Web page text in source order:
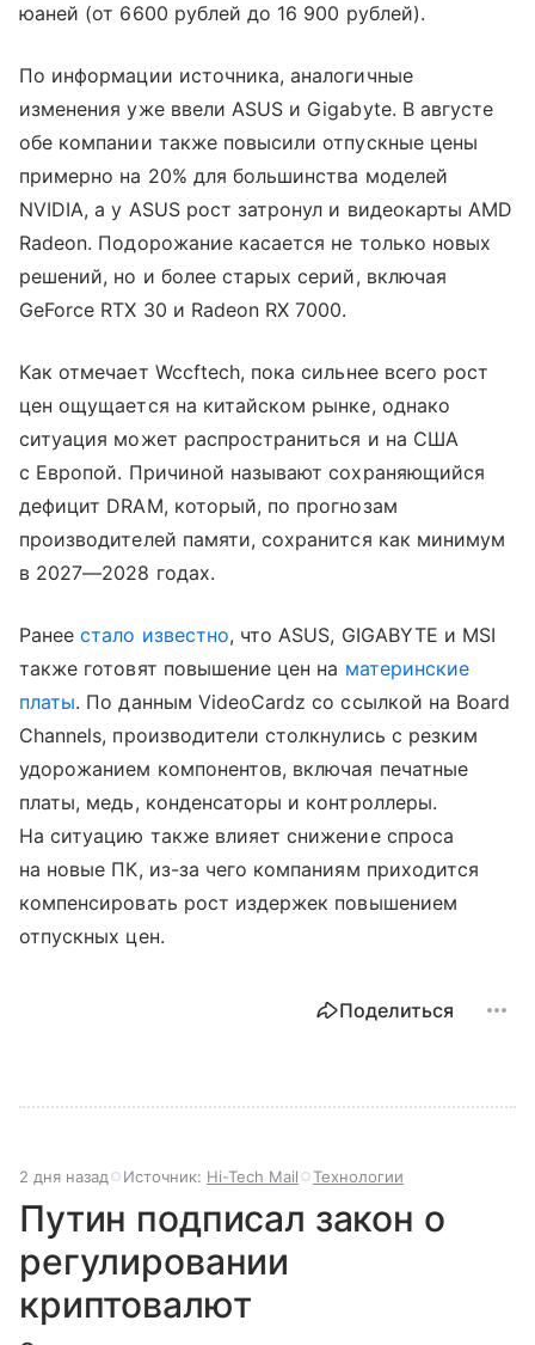
юаней (от 6600 рублей до 16 900 рублей).
По информации источника, аналогичные
изменения уже ввели ASUS и Gigabyte. В августе
обе компании также повысили отпускные цены
примерно на 20% для большинства моделей
NVIDIA, а у ASUS рост затронул и видеокарты AMD
Radeon. Подорожание касается не только новых
решений, но и более старых серий, включая
GeForce RTX 30 и Radeon RX 7000.
Как отмечает Wccftech, пока сильнее всего рост
цен ощущается на китайском рынке, однако
ситуация может распространиться и на США
с Европой. Причиной называют сохраняющийся
дефицит DRAM, который, по прогнозам
производителей памяти, сохранится как минимум
в 2027—2028 годах.
Ранеестало известно, что ASUS, GIGABYTE и MSI
также готовят повышение цен на материнские
платы. По данным VideoCardz со ссылкой на Board
Channels, производители столкнулись с резким
удорожанием компонентов, включая печатные
платы, медь, конденсаторы и контроллеры.
На ситуацию также влияет снижение спроса
на новые ПК, из-за чего компаниям приходится
компенсировать рост издержек повышением
отпускных цен.
Поделиться
2 дня назад Источник: Hi-Tech Mail Технологии
Путин подписал закон о
регулировании
криптовалют